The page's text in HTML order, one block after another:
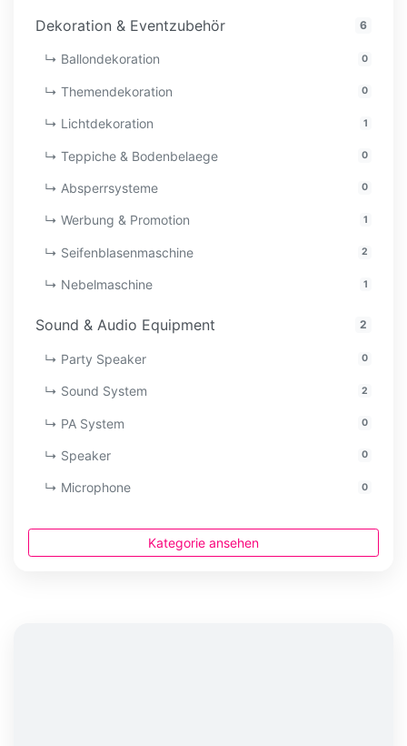
Dekoration & Eventzubehör 6
↳ Ballondekoration 0
↳ Themendekoration 0
↳ Lichtdekoration 1
↳ Teppiche & Bodenbelaege 0
↳ Absperrsysteme 0
↳ Werbung & Promotion 1
↳ Seifenblasenmaschine 2
↳ Nebelmaschine 1
Sound & Audio Equipment 2
↳ Party Speaker 0
↳ Sound System 2
↳ PA System 0
↳ Speaker 0
↳ Microphone 0
Kategorie ansehen